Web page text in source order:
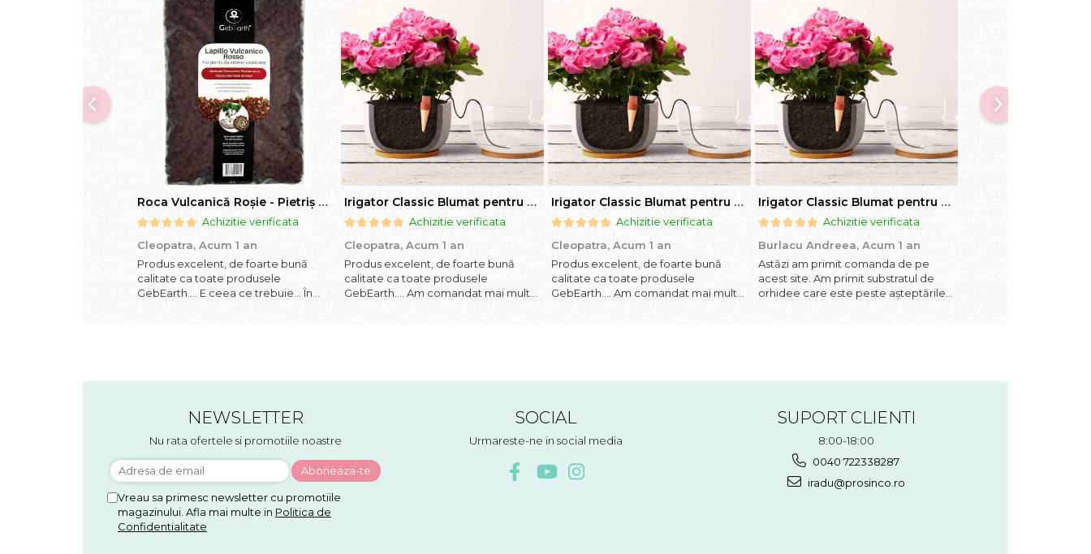
Roca Vulcanică Roșie - Pietriș pentru Drenaj, Aerare si Decorativ
Achizitie verificata
Cleopatra, Acum 1 an
Produs excelent, de foarte bună
calitate ca toate produsele
GebEarth.... E ceea ce trebuie... În
Irigator Classic Blumat pentru plante in ghiveci, debit 75ml pana la 125 ml/24 h
Achizitie verificata
Cleopatra, Acum 1 an
Produs excelent, de foarte bună
calitate ca toate produsele
GebEarth.... Am comandat mai multe
Irigator Classic Blumat pentru plante in ghiveci, debit 75ml pana la 125 ml/24 h
Achizitie verificata
Cleopatra, Acum 1 an
Produs excelent, de foarte bună
calitate ca toate produsele
GebEarth.... Am comandat mai multe
Irigator Classic Blumat pentru plante in ghiveci, debit 75ml pana la 125 ml/24 h
Achizitie verificata
Burlacu Andreea, Acum 1 an
Astăzi am primit comanda de pe
acest site. Am primit substratul de
orhidee care este peste așteptările
NEWSLETTER
Nu rata ofertele si promotiile noastre
Vreau sa primesc newsletter cu promotiile
magazinului. Afla mai multe in Politica de
Confidentialitate
SOCIAL
Urmareste-ne in social media
SUPORT CLIENTI
8:00-18:00
0040 722338287
iradu@prosinco.ro